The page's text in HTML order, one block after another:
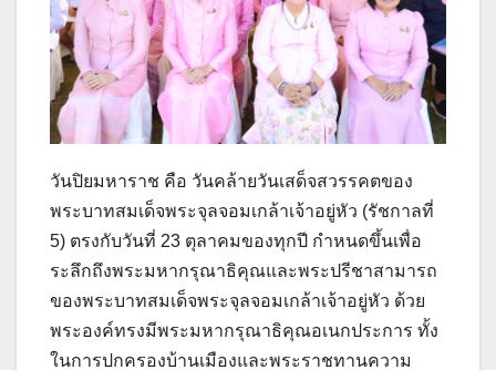
วันปิยมหาราช คือ วันคล้ายวันเสด็จสวรรคตของ
พระบาทสมเด็จพระจุลจอมเกล้าเจ้าอยู่หัว (รัชกาลที่
5) ตรงกับวันที่ 23 ตุลาคมของทุกปี กำหนดขึ้นเพื่อ
ระลึกถึงพระมหากรุณาธิคุณและพระปรีชาสามารถ
ของพระบาทสมเด็จพระจุลจอมเกล้าเจ้าอยู่หัว ด้วย
พระองค์ทรงมีพระมหากรุณาธิคุณอเนกประการ ทั้ง
ในการปกครองบ้านเมืองและพระราชทานความ